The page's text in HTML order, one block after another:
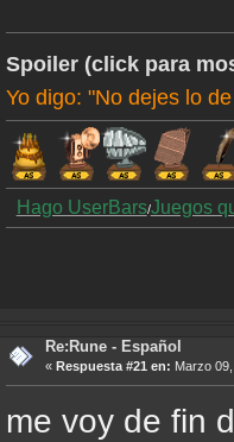
Spoiler (click para
Yo digo: "No dejes lo
Hago UserBars/Juegos
Re:Rune - Español
« Respuesta #21 en: Marzo
me voy de fin